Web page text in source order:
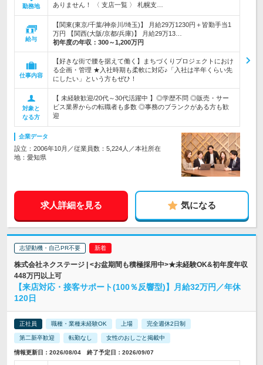
勤務地
ありません！ 〈 支店一覧 〉 札幌支…
給与
【関東(東京/千葉/神奈川/埼玉)】 月給29万1230円＋皆勤手当1
万円 【関西(大阪/京都/兵庫)】 月給29万13…
初年度の年収： 300～1,200万円
仕事内容
【好きな街で腰を据えて働く】まちづくりプロジェクトにおけ
る企画・管理 ★入社時期も柔軟に対応♪「入社は半年くらい先
にしたい」という方もぜひ！
対象と
なる方
【 未経験歓迎/20代～30代活躍中 】◎学歴不問 ◎販売・サー
ビス業界からの転職者も多数 ◎事務のブランクがある方も歓
迎
企業データ
設立：2006年10月／従業員数：5,224人／本社所在
地：愛知県
求人詳細を見る 気になる
志望動機・自己PR不要
株式会社ネクステージ | <お盆期間も積極採用中>★未経験OK&初年度年収
448万円以上可
【来店対応・接客サポート(100％反響型)】月給32万円／年休
120日
正社員 職種・業種未経験OK 上場 完全週休2日制
第二新卒歓迎 転勤なし 女性のおしごと掲載中
情報更新日：2026/08/04 終了予定日：2026/09/07